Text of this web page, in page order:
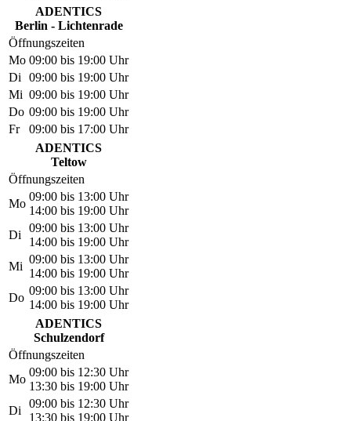
ADENTICS
Berlin - Lichtenrade
Öffnungszeiten
Mo 09:00 bis 19:00 Uhr
Di
09:00 bis 19:00 Uhr
Mi 09:00 bis 19:00 Uhr
Do 09:00 bis 19:00 Uhr
Fr
09:00 bis 17:00 Uhr
ADENTICS
Teltow
Öffnungszeiten
Mo
09:00 bis 13:00 Uhr
14:00 bis 19:00 Uhr
Di
09:00 bis 13:00 Uhr
14:00 bis 19:00 Uhr
Mi
09:00 bis 13:00 Uhr
14:00 bis 19:00 Uhr
Do
09:00 bis 13:00 Uhr
14:00 bis 19:00 Uhr
ADENTICS
Schulzendorf
Öffnungszeiten
Mo
09:00 bis 12:30 Uhr
13:30 bis 19:00 Uhr
Di
09:00 bis 12:30 Uhr
13:30 bis 19:00 Uhr